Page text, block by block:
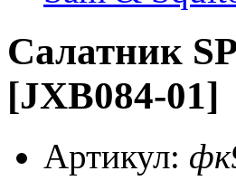
Салатник
[JXB084-01]
Артикул: